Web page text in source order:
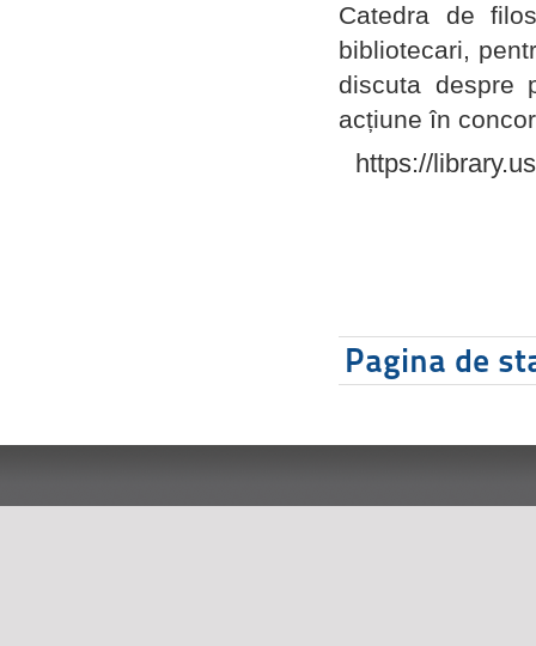
Catedra de
bibliotecari,
discuta despre
acțiune în
https://
Pagina de